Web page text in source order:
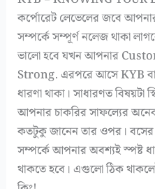
কর্পোরেট লেভেলের জবে আপনার
সম্পর্কে সম্পূর্ণ নলেজ থাকা
ভালো হবে যখন আপনার
Strong. এরপরে আসে KYB
ধারণা থাকা। সাধারণত বিষয়টা
আপনার চাকরির সাফল্যের
কতটুকু জানেন তার ওপর। বসের
সম্পর্কে আপনার অবশ্যই স্পষ্ট
থাকতে হবে। এগুলো ঠিক